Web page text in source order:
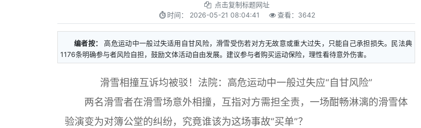
点击复制标题网址
时间： 2026-05-21 08:04:41 查看： 3642
编者按：
高危运动中一般过失适用自甘风险，滑雪受伤若对方无故意或重大过失，只能自己承担损失。民法典
1176条明确参与者风险自担，鼓励文体活动自由发展。建议参与者购买运动保险，理性看待意外伤害。
滑雪相撞互诉均被驳！法院：高危运动中一般过失应“自甘风险”
两名滑雪者在滑雪场意外相撞，互指对方需担全责，一场酣畅淋漓的滑雪体
验演变为对簿公堂的纠纷，究竟谁该为这场事故“买单”？